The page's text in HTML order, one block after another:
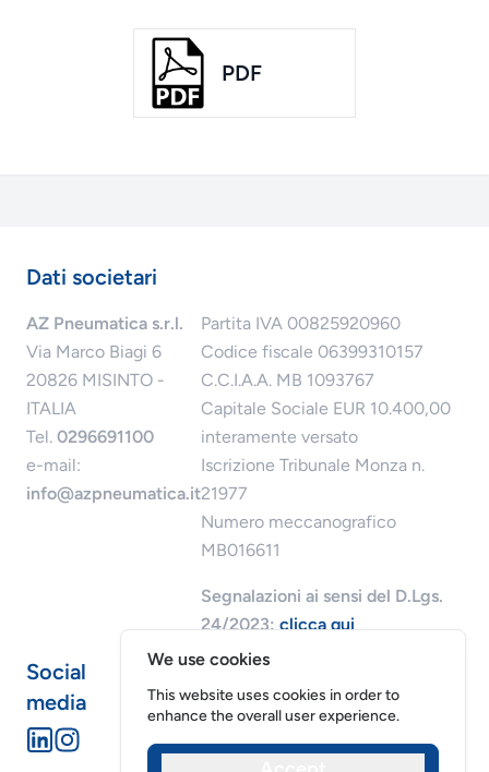
PDF
Dati societari
AZ Pneumatica s.r.l.
Via Marco Biagi 6
20826 MISINTO -
ITALIA
Tel. 0296691100
e-mail:
info@azpneumatica.it
Partita IVA 00825920960
Codice fiscale 06399310157
C.C.I.A.A. MB 1093767
Capitale Sociale EUR 10.400,00
interamente versato
Iscrizione Tribunale Monza n.
21977
Numero meccanografico
MB016611
Segnalazioni ai sensi del D.Lgs.
24/2023:clicca qui
Social
media
We use cookies
This website uses cookies in order to
enhance the overall user experience.